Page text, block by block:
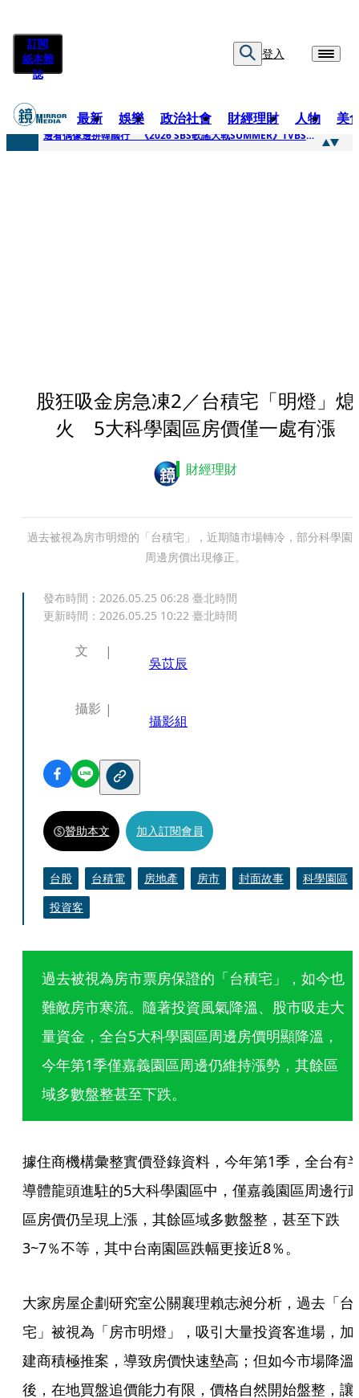
訂閱
紙本雜
誌
登入
最新 娛樂 政治社會 財經理財 人物 美
快訊
邊看偶像邊拚韓國行 《2026 SBS歌謠大戰SUMMER》TVBS直播祭追星福利
股狂吸金房急凍2／台積宅「明燈」熄
火 5大科學園區房價僅一處有漲
財經理財
過去被視為房市明燈的「台積宅」，近期隨市場轉冷，部分科學園
周邊房價出現修正。
發布時間： 2026.05.25 06:28 臺北時間
更新時間： 2026.05.25 10:22 臺北時間
文
吳苡辰
攝影
攝影組
贊助本文 加入訂閱會員
台股 台積電 房地產 房市 封面故事
科學園區
投資客
過去被視為房市票房保證的「台積宅」，如今也
難敵房市寒流。隨著投資風氣降溫、股市吸走大
量資金，全台5大科學園區周邊房價明顯降溫，
今年第1季僅嘉義園區周邊仍維持漲勢，其餘區
域多數盤整甚至下跌。
據住商機構彙整實價登錄資料，今年第1季，全台有
導體龍頭進駐的5大科學園區中，僅嘉義園區周邊行
區房價仍呈現上漲，其餘區域多數盤整，甚至下跌
3~7％不等，其中台南園區跌幅更接近8％。
大家房屋企劃研究室公關襄理賴志昶分析，過去「台
宅」被視為「房市明燈」，吸引大量投資客進場，加
建商積極推案，導致房價快速墊高；但如今市場降溫
後，在地買盤追價能力有限，價格自然開始盤整，讓